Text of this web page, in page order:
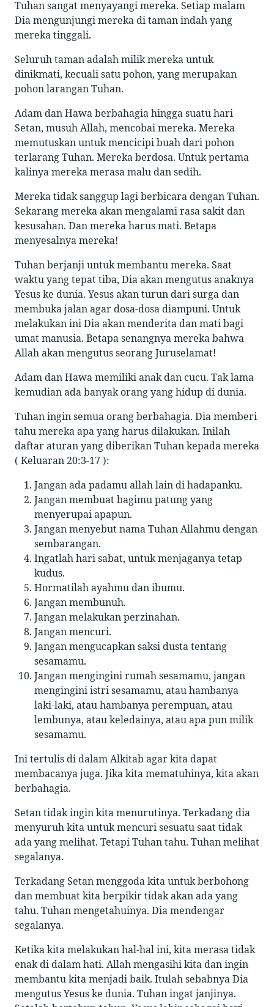
Tuhan sangat menyayangi mereka. Setiap malam
Dia mengunjungi mereka di taman indah yang
mereka tinggali.
Seluruh taman adalah milik mereka untuk
dinikmati, kecuali satu pohon, yang merupakan
pohon larangan Tuhan.
Adam dan Hawa berbahagia hingga suatu hari
Setan, musuh Allah, mencobai mereka. Mereka
memutuskan untuk mencicipi buah dari pohon
terlarang Tuhan. Mereka berdosa. Untuk pertama
kalinya mereka merasa malu dan sedih.
Mereka tidak sanggup lagi berbicara dengan Tuhan.
Sekarang mereka akan mengalami rasa sakit dan
kesusahan. Dan mereka harus mati. Betapa
menyesalnya mereka!
Tuhan berjanji untuk membantu mereka. Saat
waktu yang tepat tiba, Dia akan mengutus anaknya
Yesus ke dunia. Yesus akan turun dari surga dan
membuka jalan agar dosa-dosa diampuni. Untuk
melakukan ini Dia akan menderita dan mati bagi
umat manusia. Betapa senangnya mereka bahwa
Allah akan mengutus seorang Juruselamat!
Adam dan Hawa memiliki anak dan cucu. Tak lama
kemudian ada banyak orang yang hidup di dunia.
Tuhan ingin semua orang berbahagia. Dia memberi
tahu mereka apa yang harus dilakukan. Inilah
daftar aturan yang diberikan Tuhan kepada mereka
( Keluaran 20:3-17 ):
Jangan ada padamu allah lain di hadapanku.
Jangan membuat bagimu patung yang
menyerupai apapun.
Jangan menyebut nama Tuhan Allahmu dengan
sembarangan.
Ingatlah hari sabat, untuk menjaganya tetap
kudus.
Hormatilah ayahmu dan ibumu.
Jangan membunuh.
Jangan melakukan perzinahan.
Jangan mencuri.
Jangan mengucapkan saksi dusta tentang
sesamamu.
Jangan mengingini rumah sesamamu, jangan
mengingini istri sesamamu, atau hambanya
laki-laki, atau hambanya perempuan, atau
lembunya, atau keledainya, atau apa pun milik
sesamamu.
Ini tertulis di dalam Alkitab agar kita dapat
membacanya juga. Jika kita mematuhinya, kita akan
berbahagia.
Setan tidak ingin kita menurutinya. Terkadang dia
menyuruh kita untuk mencuri sesuatu saat tidak
ada yang melihat. Tetapi Tuhan tahu. Tuhan melihat
segalanya.
Terkadang Setan menggoda kita untuk berbohong
dan membuat kita berpikir tidak akan ada yang
tahu. Tuhan mengetahuinya. Dia mendengar
segalanya.
Ketika kita melakukan hal-hal ini, kita merasa tidak
enak di dalam hati. Allah mengasihi kita dan ingin
membantu kita menjadi baik. Itulah sebabnya Dia
mengutus Yesus ke dunia. Tuhan ingat janjinya.